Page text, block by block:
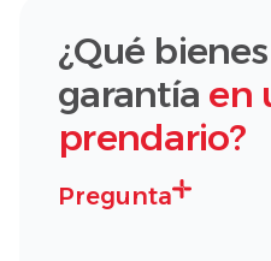
¿Qué
garantía en
prendario?
Pregunta